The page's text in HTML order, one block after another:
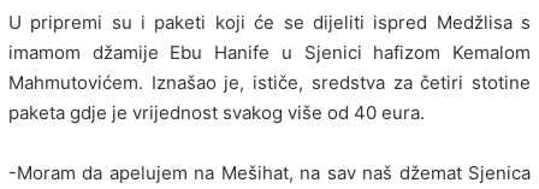
U pripremi su i paketi koji će se dijeliti ispred Medžlisa s
imamom džamije Ebu Hanife u Sjenici hafizom Kemalom
Mahmutovićem. Iznašao je, ističe, sredstva za četiri stotine
paketa gdje je vrijednost svakog više od 40 eura.
-Moram da apelujem na Mešihat, na sav naš džemat Sjenica